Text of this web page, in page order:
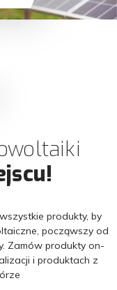
produkty, by
począwszy od
Zamów produkty on-
i produktach z